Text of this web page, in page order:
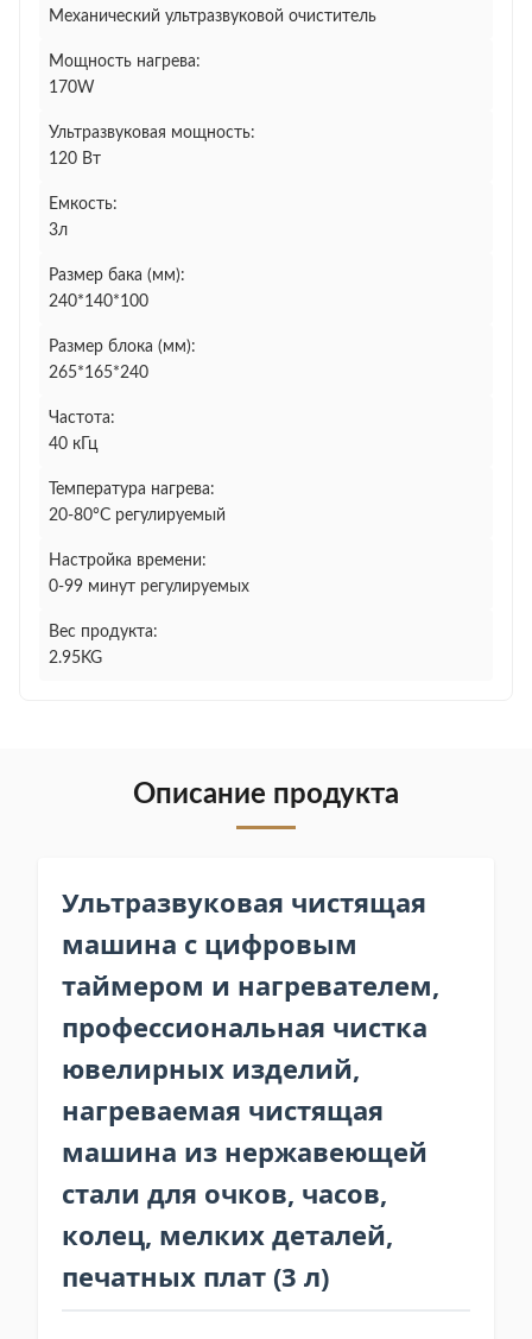
Механический ультразвуковой очиститель
Мощность нагрева:
170W
Ультразвуковая мощность:
120 Вт
Емкость:
3л
Размер бака (мм):
240*140*100
Размер блока (мм):
265*165*240
Частота:
40 кГц
Температура нагрева:
20-80°C регулируемый
Настройка времени:
0-99 минут регулируемых
Вес продукта:
2.95KG
Описание продукта
Ультразвуковая чистящая
машина с цифровым
таймером и нагревателем,
профессиональная чистка
ювелирных изделий,
нагреваемая чистящая
машина из нержавеющей
стали для очков, часов,
колец, мелких деталей,
печатных плат (3 л)